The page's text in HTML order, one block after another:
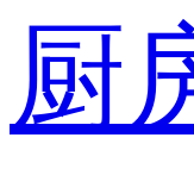
厨